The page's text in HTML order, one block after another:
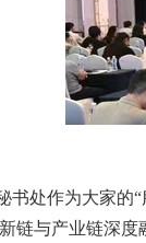
书处作为大家的
链与产业链深度